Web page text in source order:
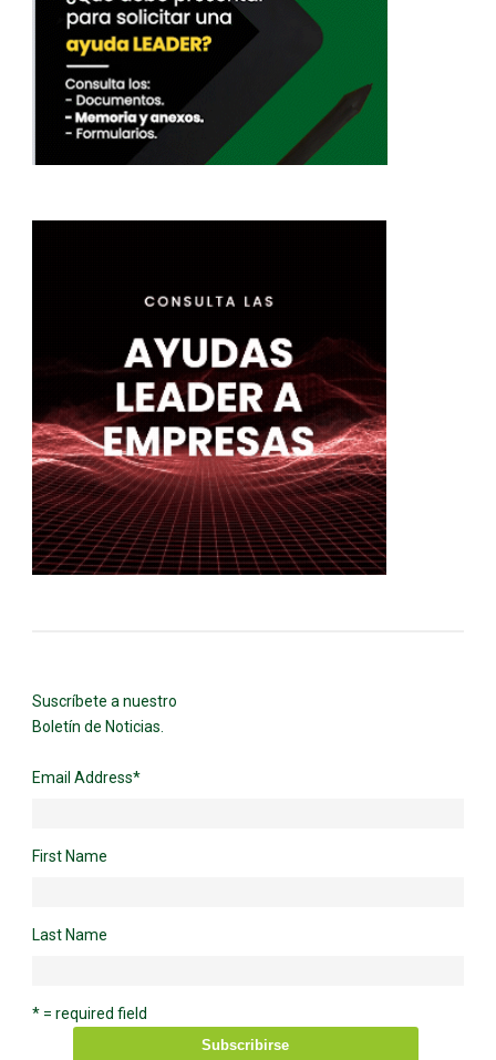
Suscríbete a nuestro
Boletín de Noticias.
Email Address*
First Name
Last Name
* = required field